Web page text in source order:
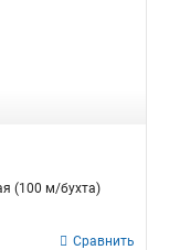
(100 м/бухта)
Сравнить